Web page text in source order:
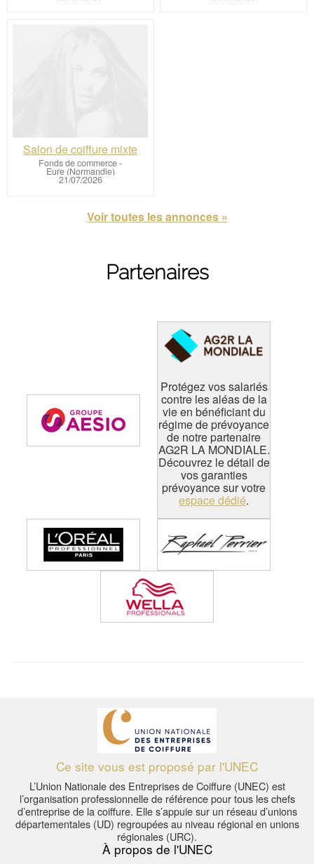
Salon de coiffure mixte
Fonds de commerce-
Eure (Normandie)
21/07/2026
Voir toutes les annonces »
Partenaires
Protégez vos salariés
contre les aléas de la
vie en bénéficiant du
régime de prévoyance
de notre partenaire
AG2R LA MONDIALE.
Découvrez le détail de
vos garanties
prévoyance sur votre
espace dédié.
Ce site vous est proposé par l'UNEC
L’Union Nationale des Entreprises de Coiffure (UNEC) est
l’organisation professionnelle de référence pour tous les chefs
d’entreprise de la coiffure. Elle s’appuie sur un réseau d’unions
départementales (UD) regroupées au niveau régional en unions
régionales (URC).
À propos de l'UNEC